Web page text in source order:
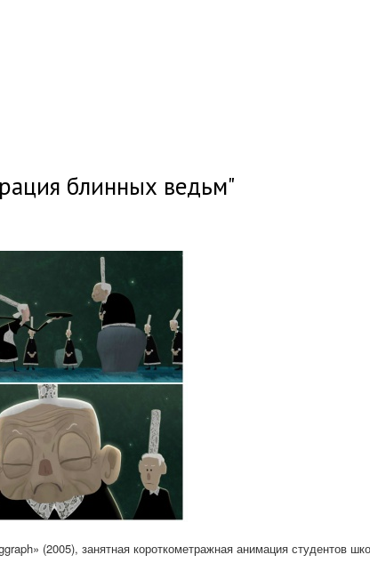
блинных ведьм"
(2005), занятная короткометражная анимация студентов